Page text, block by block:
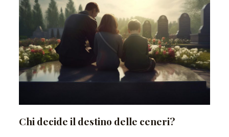
Chi decide il destino delle ceneri?